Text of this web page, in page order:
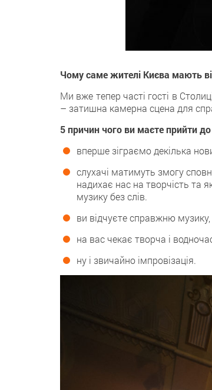
Чому саме жителі Києва мають
Ми вже тепер часті гості в
– затишна камерна сцена для
5 причин чого ви маєте прийти
вперше зіграємо декілька
слухачі матимуть змогу
надихає нас на творчість та
музику без слів.
ви відчуєте справжню музику,
на вас чекає творча і
ну і звичайно імпровізація.